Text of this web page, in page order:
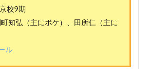
校9期
知弘（主にボケ）、田所仁（主に
ル